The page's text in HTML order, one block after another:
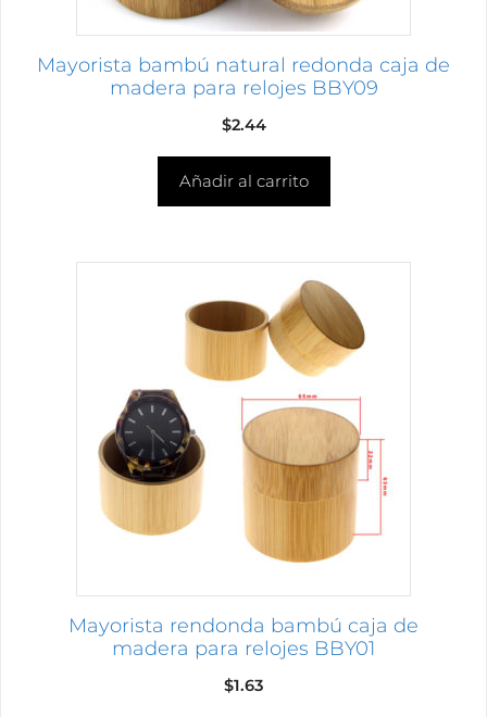
Mayorista bambú natural redonda caja de
madera para relojes BBY09
$2.44
Añadir al carrito
Mayorista rendonda bambú caja de
madera para relojes BBY01
$1.63